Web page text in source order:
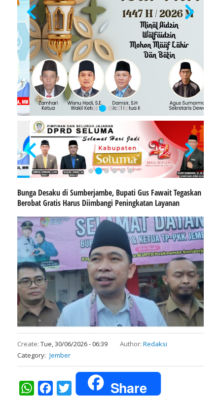
Bunga Desaku di Sumberjambe, Bupati Gus Fawait Tegaskan
Berobat Gratis Harus Diimbangi Peningkatan Layanan
Create: Tue, 30/06/2026 - 06:39 Author: Redaksi
Category Jember
WhatsAppFacebookTwitter Share